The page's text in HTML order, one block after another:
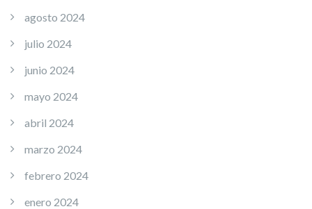
agosto 2024
julio 2024
junio 2024
mayo 2024
abril 2024
marzo 2024
febrero 2024
enero 2024